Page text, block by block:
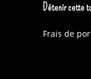
Détenir cette
Frais de